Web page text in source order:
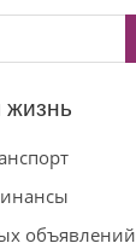
жизнь
объявлений